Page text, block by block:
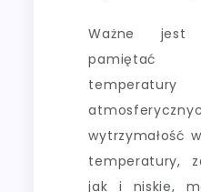
Ważne jest
pamiętać
wytrzymałość
temperatury,
jak i niskie,